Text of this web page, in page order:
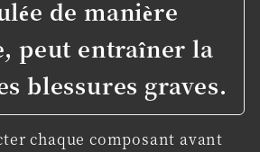
de manière
peut entraîner la
blessures graves.
chaque composant avant